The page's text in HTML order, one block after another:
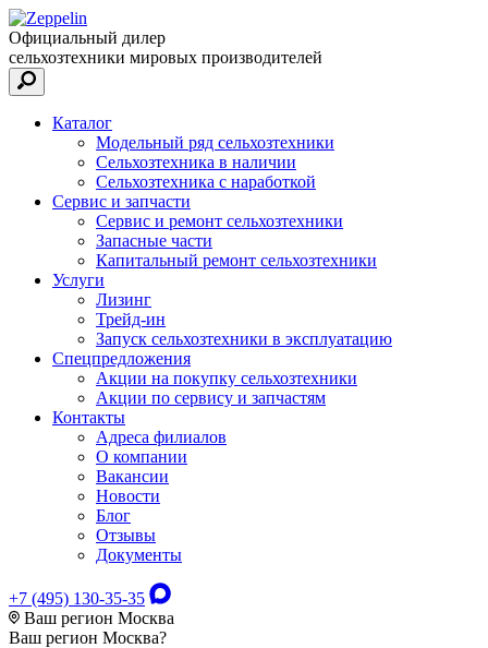
Официальный дилер
сельхозтехники мировых производителей
Каталог
Модельный ряд сельхозтехники
Сельхозтехника в наличии
Сельхозтехника с наработкой
Сервис и запчасти
Сервис и ремонт сельхозтехники
Запасные части
Капитальный ремонт сельхозтехники
Услуги
Лизинг
Трейд-ин
Запуск сельхозтехники в эксплуатацию
Спецпредложения
Акции на покупку сельхозтехники
Акции по сервису и запчастям
Контакты
Адреса филиалов
О компании
Вакансии
Новости
Блог
Отзывы
Документы
+7 (495) 130-35-35
Ваш регион Москва
Ваш регион Москва?